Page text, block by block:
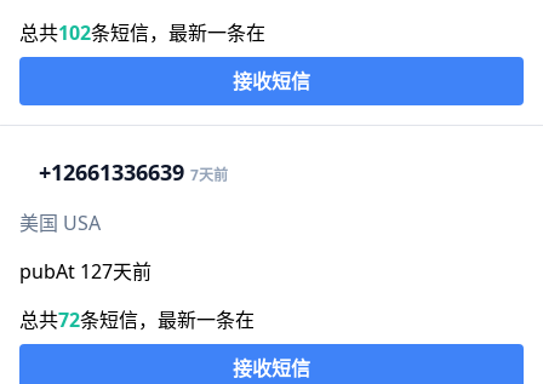
总共102条短信，最新一条在
接收短信
+12661336639 7天前
美国 USA
pubAt 127天前
总共72条短信，最新一条在
接收短信